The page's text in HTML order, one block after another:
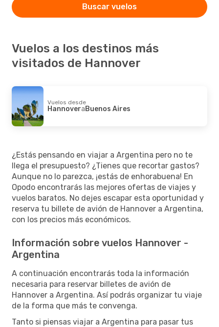
Buscar vuelos
Vuelos a los destinos más
visitados de Hannover
Vuelos desde
HannoveraBuenos Aires
¿Estás pensando en viajar a Argentina pero no te
llega el presupuesto? ¿Tienes que recortar gastos?
Aunque no lo parezca, ¡estás de enhorabuena! En
Opodo encontrarás las mejores ofertas de viajes y
vuelos baratos. No dejes escapar esta oportunidad y
reserva tu billete de avión de Hannover a Argentina,
con los precios más económicos.
Información sobre vuelos Hannover -
Argentina
A continuación encontrarás toda la información
necesaria para reservar billetes de avión de
Hannover a Argentina. Así podrás organizar tu viaje
de la forma que más te convenga.
Tanto si piensas viajar a Argentina para pasar tus